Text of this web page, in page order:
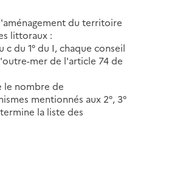
du territoire
littoraux :
du 1° du I, chaque conseil
mer de l'article 74 de
le nombre de
mentionnés aux 2°, 3°
la liste des